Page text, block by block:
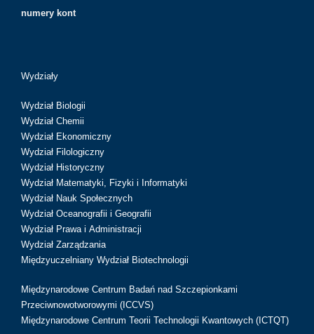
numery kont
Wydziały
Wydział Biologii
Wydział Chemii
Wydział Ekonomiczny
Wydział Filologiczny
Wydział Historyczny
Wydział Matematyki, Fizyki i Informatyki
Wydział Nauk Społecznych
Wydział Oceanografii i Geografii
Wydział Prawa i Administracji
Wydział Zarządzania
Międzyuczelniany Wydział Biotechnologii
Międzynarodowe Centrum Badań nad Szczepionkami
Przeciwnowotworowymi (ICCVS)
Międzynarodowe Centrum Teorii Technologii Kwantowych (ICTQT)